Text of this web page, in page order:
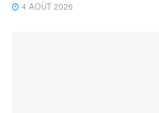
4 AOÛT 2026